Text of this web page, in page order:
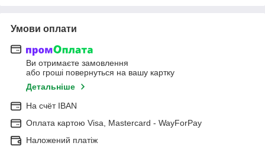
Умови оплати
Ви отримаєте замовлення
або гроші повернуться на вашу картку
Детальніше
На cчёт IBAN
Оплата картою Visa, Mastercard - WayForPay
Наложений платіж